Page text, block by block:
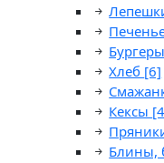
Бургеры
Хлеб [6]
Кексы
Блины,